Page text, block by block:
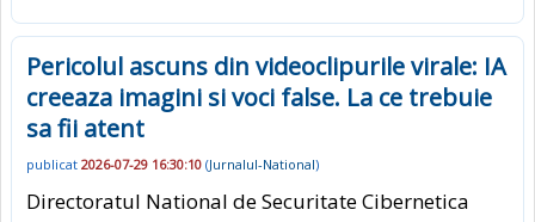
Pericolul ascuns din videoclipurile virale: IA
creeaza imagini si voci false. La ce trebuie
sa fii atent
publicat 2026-07-29 16:30:10 (Jurnalul-National)
Directoratul National de Securitate Cibernetica